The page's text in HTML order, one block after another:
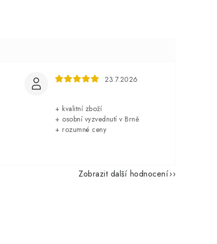
23.7.2026
+ kvalitní zboží
+ osobní vyzvednutí v Brně
+ rozumné ceny
Zobrazit další hodnocení